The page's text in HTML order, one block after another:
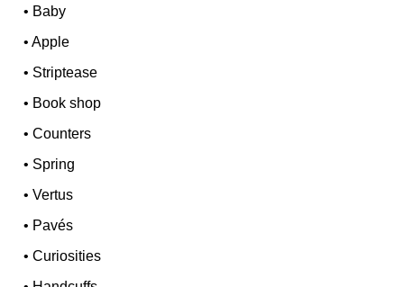
• Baby
•Apple
• Striptease
• Book shop
•Counters
• Spring
•Vertus
• Pavés
•Curiosities